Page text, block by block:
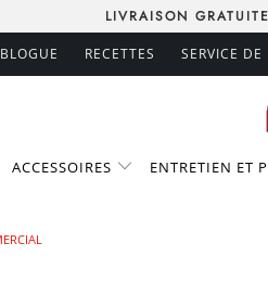
LIVRAISON
BLOGUE RECETTES SERVICE DE
ACCESSOIRES ENTRETIEN ET